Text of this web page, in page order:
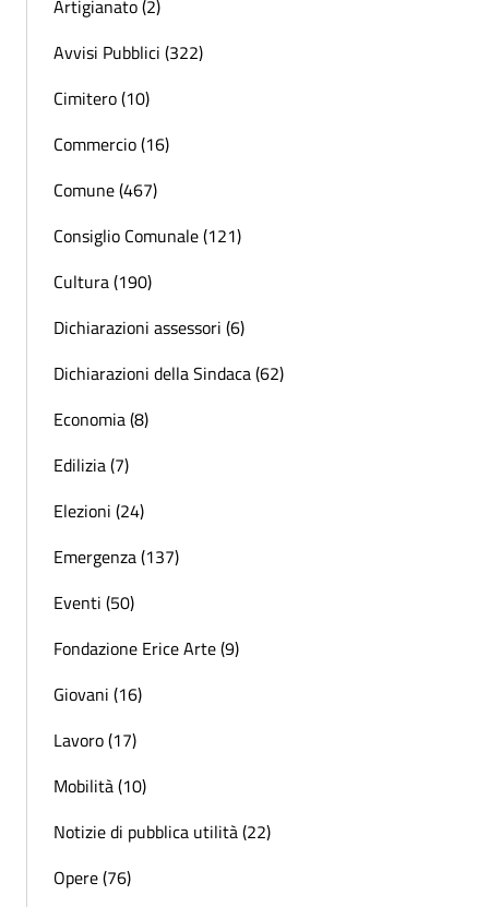
Artigianato (2)
Avvisi Pubblici (322)
Cimitero (10)
Commercio (16)
Comune (467)
Consiglio Comunale (121)
Cultura (190)
Dichiarazioni assessori (6)
Dichiarazioni della Sindaca (62)
Economia (8)
Edilizia (7)
Elezioni (24)
Emergenza (137)
Eventi (50)
Fondazione Erice Arte (9)
Giovani (16)
Lavoro (17)
Mobilità (10)
Notizie di pubblica utilità (22)
Opere (76)